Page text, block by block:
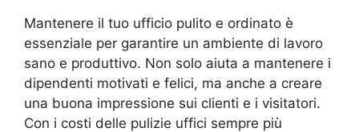
Mantenere il tuo ufficio pulito e ordinato è
essenziale per garantire un ambiente di lavoro
sano e produttivo. Non solo aiuta a mantenere i
dipendenti motivati e felici, ma anche a creare
una buona impressione sui clienti e i visitatori.
Con i costi delle pulizie uffici sempre più